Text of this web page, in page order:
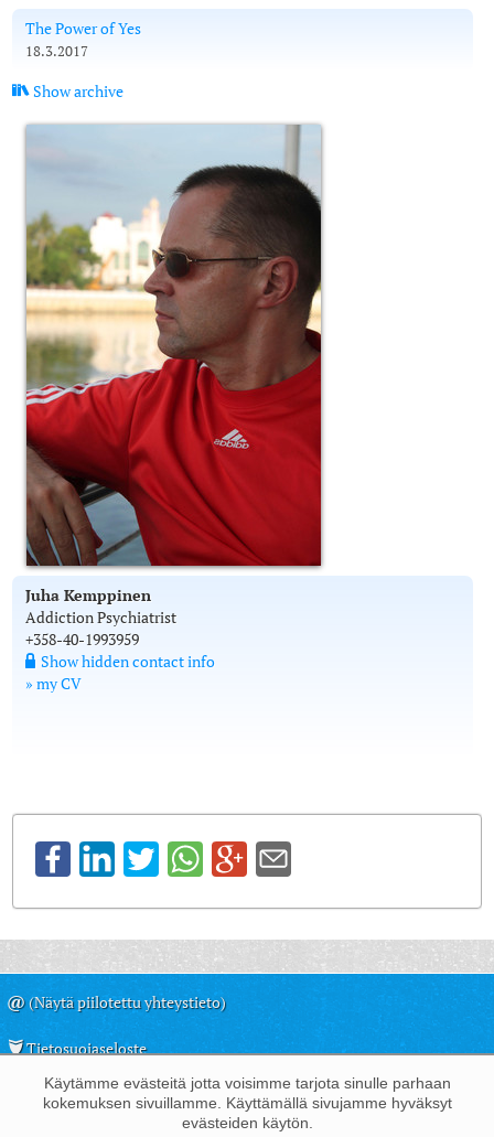
The Power of Yes
18.3.2017
Show archive
Juha Kemppinen
Addiction Psychiatrist
+358-40-1993959
Show hidden contact info
» my CV
@(Näytä piilotettu yhteystieto)
Tietosuojaseloste
Juha Kemppinen, 2009-2025
Käytämme evästeitä jotta voisimme tarjota sinulle parhaan
kokemuksen sivuillamme. Käyttämällä sivujamme hyväksyt
evästeiden käytön.